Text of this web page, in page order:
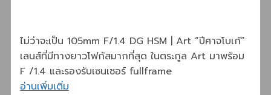
ไม่ว่าจะเป็น 105mm F/1.4 DG HSM | Art “ปีศาจโบเก้”
เลนส์ที่มีทางยาวโฟกัสมากที่สุด ในตระกูล Art มาพร้อม
F /1.4 และรองรับเซนเซอร์ fullframe
อ่านเพิ่มเติ่ม